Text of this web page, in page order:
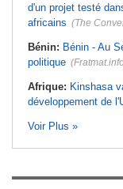
d'un projet testé
africains (The
Bénin: Bénin - Au
politique
Afrique: Kinshasa
développement de
Voir Plus »